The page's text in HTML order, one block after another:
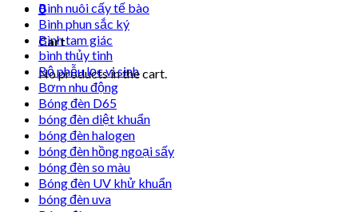
0
Cart
No products in the cart.
Bình nuôi cấy tế bào
Bình phun sắc ký
Bình tam giác
bình thủy tinh
Bộ phễu lọc vi sinh
Bơm nhu động
Bóng đèn D65
bóng đèn diệt khuẩn
bóng đèn halogen
bóng đèn hồng ngoại sấy
bóng đèn so màu
Bóng đèn UV khử khuẩn
bóng đèn uva